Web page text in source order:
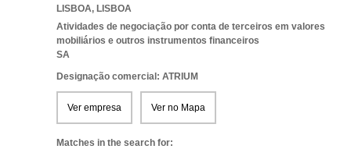
LISBOA, LISBOA
Atividades de negociação por conta de terceiros em valores
mobiliários e outros instrumentos financeiros
SA
Designação comercial: ATRIUM
Ver empresa Ver no Mapa
Matches in the search for: